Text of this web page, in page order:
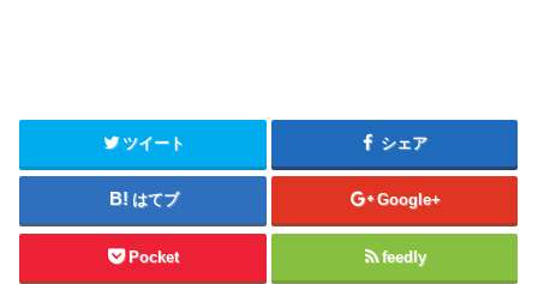
ツイート シェア
はてブ Google+
Pocket feedly